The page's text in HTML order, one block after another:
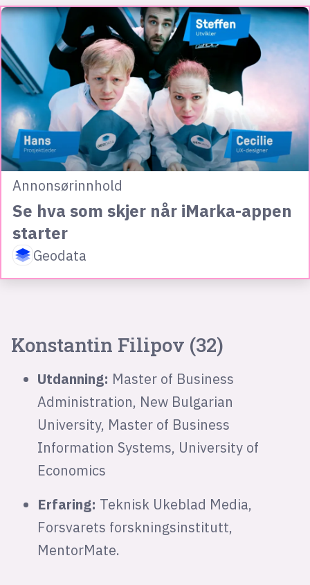
Annonsørinnhold
Se hva som skjer når iMarka-appen
starter
Geodata
Konstantin Filipov (32)
Utdanning: Master of Business
Administration, New Bulgarian
University, Master of Business
Information Systems, University of
Economics
Erfaring: Teknisk Ukeblad Media,
Forsvarets forskningsinstitutt,
MentorMate.